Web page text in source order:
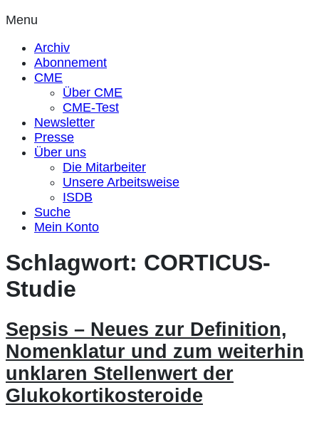
Menu
Archiv
Abonnement
CME
Über CME
CME-Test
Newsletter
Presse
Über uns
Die Mitarbeiter
Unsere Arbeitsweise
ISDB
Suche
Mein Konto
Schlagwort: CORTICUS-
Studie
Sepsis – Neues zur Definition,
Nomenklatur und zum weiterhin
unklaren Stellenwert der
Glukokortikosteroide